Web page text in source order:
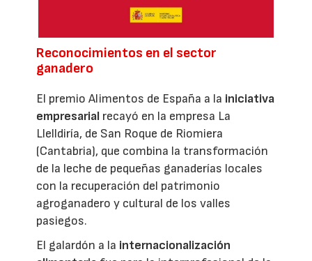
Reconocimientos en el sector
ganadero
El premio Alimentos de España a la iniciativa
empresarial recayó en la empresa La
Llelldiría, de San Roque de Riomiera
(Cantabria), que combina la transformación
de la leche de pequeñas ganaderías locales
con la recuperación del patrimonio
agroganadero y cultural de los valles
pasiegos.
El galardón a la internacionalización